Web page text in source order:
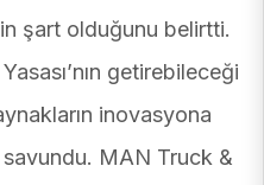
şart olduğunu belirtti.
getirebileceği
inovasyona
MAN Truck &